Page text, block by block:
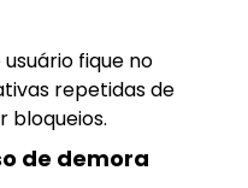
fique no
repetidas de
bloqueios.
de demora